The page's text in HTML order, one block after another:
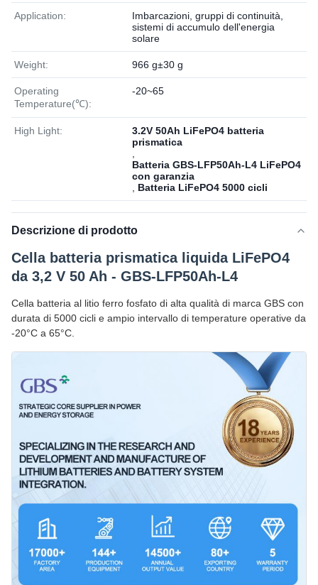
Application:
Imbarcazioni, gruppi di continuità,
sistemi di accumulo dell'energia
solare
Weight: 966 g±30 g
Operating
Temperature(℃):
-20~65
High Light:
3.2V 50Ah LiFePO4 batteria
prismatica
Batteria GBS-LFP50Ah-L4 LiFePO4
con garanzia
Batteria LiFePO4 5000 cicli
Descrizione di prodotto
Cella batteria prismatica liquida LiFePO4
da 3,2 V 50 Ah - GBS-LFP50Ah-L4
Cella batteria al litio ferro fosfato di alta qualità di marca GBS con
durata di 5000 cicli e ampio intervallo di temperature operative da
-20°C a 65°C.